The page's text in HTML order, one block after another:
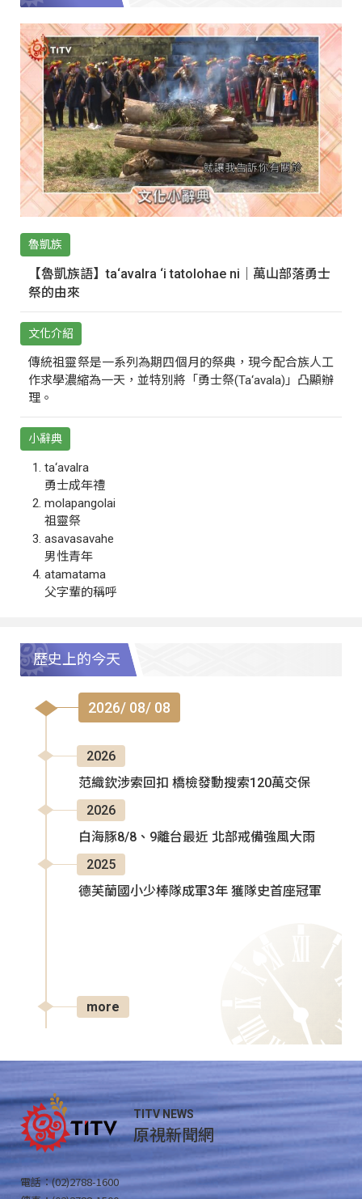
魯凱族
【魯凱族語】ta‘avalra ‘i tatolohae ni｜萬山部落勇士
祭的由來
文化介紹
傳統祖靈祭是一系列為期四個月的祭典，現今配合族人工
作求學濃縮為一天，並特別將「勇士祭(Ta‘avala)」凸顯辦
理。
小辭典
ta‘avalra
勇士成年禮
molapangolai
祖靈祭
asavasavahe
男性青年
atamatama
父字輩的稱呼
歷史上的今天
2026/ 08/ 08
2026
范織欽涉索回扣 橋檢發動搜索120萬交保
2026
白海豚8/8、9離台最近 北部戒備強風大雨
2025
德芙蘭國小少棒隊成軍3年 獲隊史首座冠軍
more
TITV NEWS
原視新聞網
電話：(02)2788-1600